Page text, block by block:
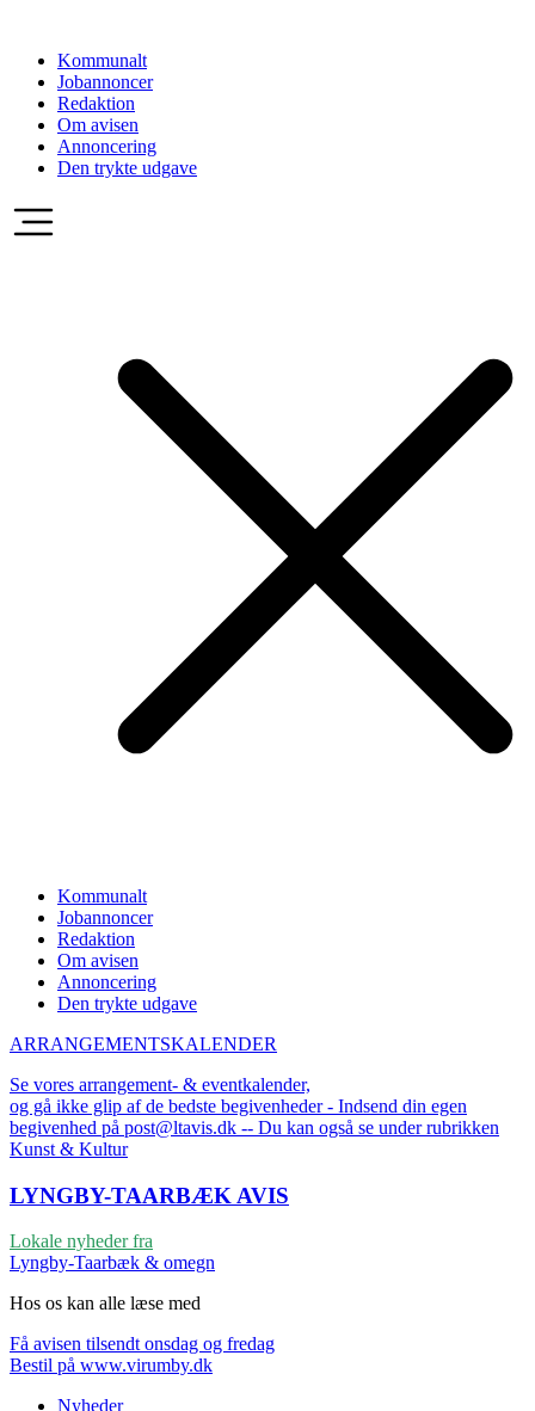
indholdKommunalt
Jobannoncer
Redaktion
Om avisen
Annoncering
Den trykte udgave
Kommunalt
Jobannoncer
Redaktion
Om avisen
Annoncering
Den trykte udgave
ARRANGEMENTSKALENDER
Se vores arrangement- & eventkalender,
og gå ikke glip af de bedste begivenheder - Indsend din egen
begivenhed på post@ltavis.dk -- Du kan også se under rubrikken
Kunst & Kultur
LYNGBY-TAARBÆK AVIS
Lokale nyheder fra
Lyngby-Taarbæk & omegn
Hos os kan alle læse med
Få avisen tilsendt onsdag og fredag
Bestil på www.virumby.dk
Nyheder